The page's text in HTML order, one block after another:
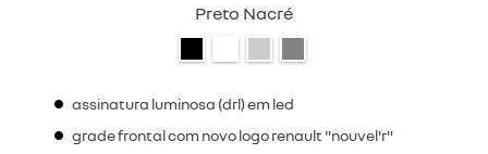
Preto Nacré
assinatura luminosa (drl) em led
grade frontal com novo logo renault "nouvel'r"